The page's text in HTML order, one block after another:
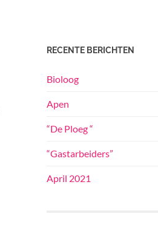
RECENTE BERICHTEN
Bioloog
Apen
“De Ploeg “
“Gastarbeiders”
April 2021